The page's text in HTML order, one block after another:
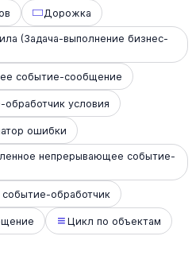
Дорожка
(Задача-выполнение бизнес-
событие-сообщение
условия
ошибки
непрерывающее событие-
обработчик
Цикл по объектам